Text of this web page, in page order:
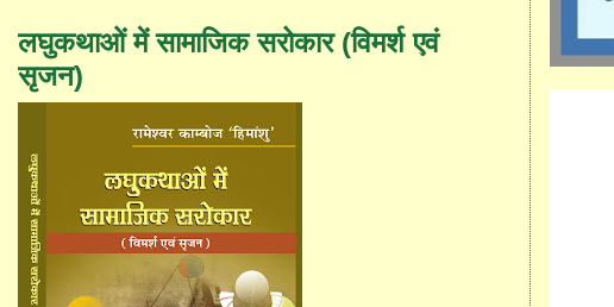
लघुकथाओं में सामाजिक सरोकार (विमर्श एवं
सृजन)